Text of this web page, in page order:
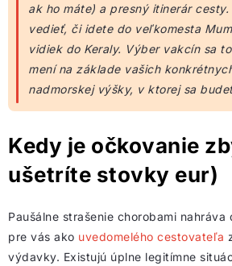
ak ho máte) a presný itinerár
vedieť, či idete do veľkomesta
vidiek do Keraly. Výber vakcín sa
mení na základe vašich
nadmorskej výšky, v ktorej sa
Kedy je očkovanie
ušetríte stovky eur)
Paušálne strašenie chorobami
pre vás ako uvedomelého cestovateľa
výdavky. Existujú úplne legitímne